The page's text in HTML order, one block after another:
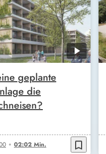
geplante
die
02:02 Min. bookmark_border